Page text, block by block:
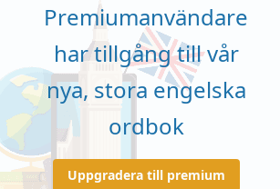
Premiumanvändare
har tillgång till vår
nya, stora engelska
ordbok
Uppgradera till premium